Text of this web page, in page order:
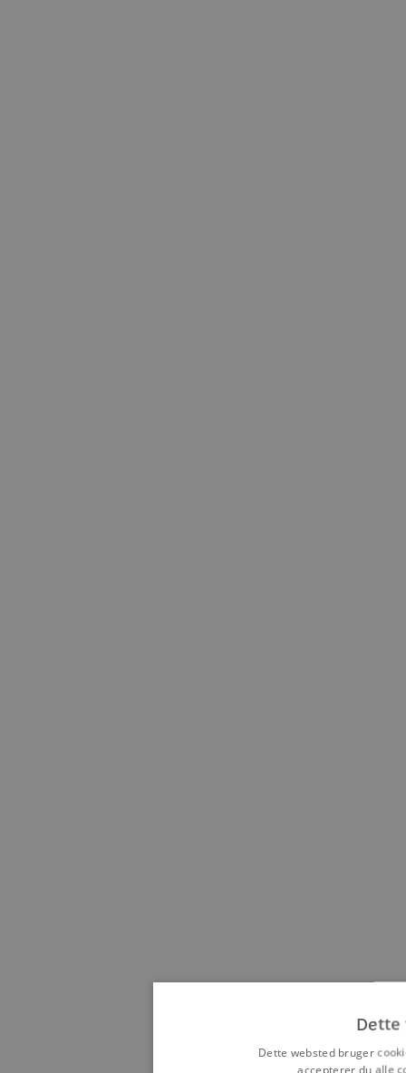
Dette
Dette websted bruger
accepterer du alle